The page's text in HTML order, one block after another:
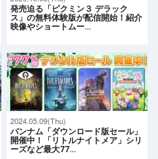
発売迫る「ピクミン３ デラック
ス」の無料体験版が配信開始！紹介
映像やショートムー…
2024.05.09(Thu)
バンナム「ダウンロード版セール」
開催中！「リトルナイトメア」シリ
ーズなど最大77…